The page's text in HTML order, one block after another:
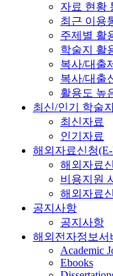
자료 현황
최근 이용
주제별 활
학술지 활
복사/대출
복사/대출
활용도 높
최신/인기 학술
최신자료
인기자료
해외자료신청
해외자료
비용지원
해외자료
공지사항
공지사항
해외전자정보서
Academic
Ebooks